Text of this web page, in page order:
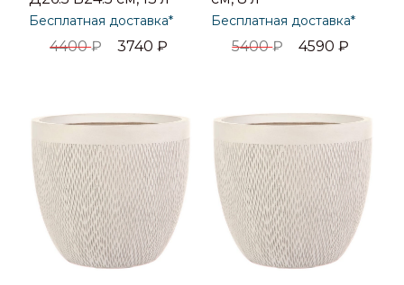
Бесплатная доставка*
4400₽ 3740₽
Бесплатная доставка*
5400₽ 4590₽